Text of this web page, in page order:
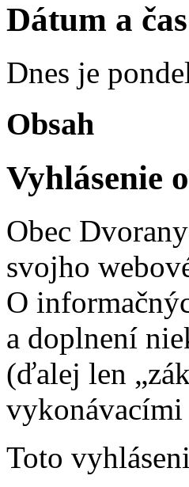
Dátum a čas
Dnes je
Obsah
Vyhlásenie
Obec
svojho
O
a doplnení
(ďalej len
Toto